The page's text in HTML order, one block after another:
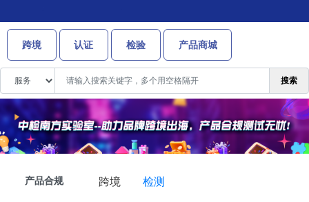
跨境 认证 检验 产品商城
搜索
产品合规 跨境 检测